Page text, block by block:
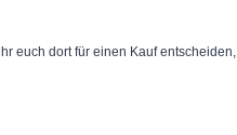
euch dort für einen Kauf entscheiden,